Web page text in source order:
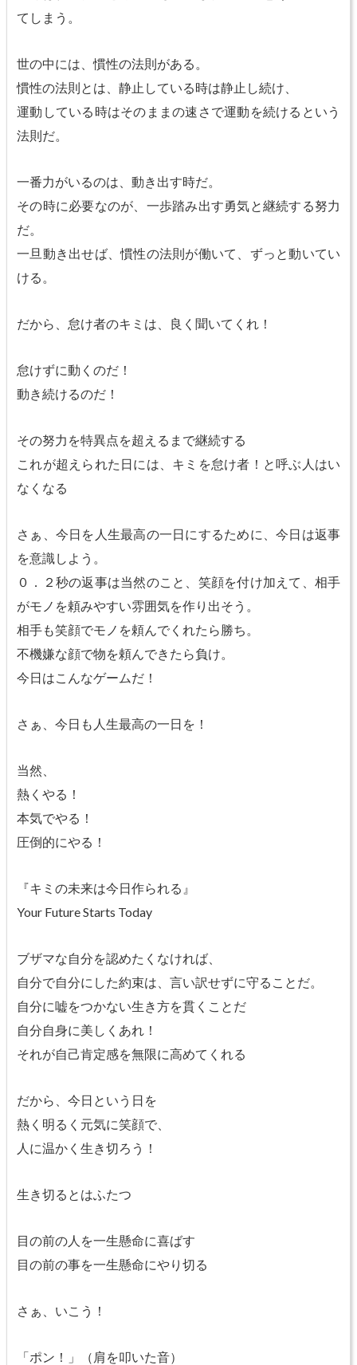
てしまう。
世の中には、慣性の法則がある。
慣性の法則とは、静止している時は静止し続け、
運動している時はそのままの速さで運動を続けるという
法則だ。
一番力がいるのは、動き出す時だ。
その時に必要なのが、一歩踏み出す勇気と継続する努力
だ。
一旦動き出せば、慣性の法則が働いて、ずっと動いてい
ける。
だから、怠け者のキミは、良く聞いてくれ！
怠けずに動くのだ！
動き続けるのだ！
その努力を特異点を超えるまで継続する
これが超えられた日には、キミを怠け者！と呼ぶ人はい
なくなる
さぁ、今日を人生最高の一日にするために、今日は返事
を意識しよう。
０．２秒の返事は当然のこと、笑顔を付け加えて、相手
がモノを頼みやすい雰囲気を作り出そう。
相手も笑顔でモノを頼んでくれたら勝ち。
不機嫌な顔で物を頼んできたら負け。
今日はこんなゲームだ！
さぁ、今日も人生最高の一日を！
当然、
熱くやる！
本気でやる！
圧倒的にやる！
『キミの未来は今日作られる』
Your Future Starts Today
ブザマな自分を認めたくなければ、
自分で自分にした約束は、言い訳せずに守ることだ。
自分に嘘をつかない生き方を貫くことだ
自分自身に美しくあれ！
それが自己肯定感を無限に高めてくれる
だから、今日という日を
熱く明るく元気に笑顔で、
人に温かく生き切ろう！
生き切るとはふたつ
目の前の人を一生懸命に喜ばす
目の前の事を一生懸命にやり切る
さぁ、いこう！
「ポン！」（肩を叩いた音）